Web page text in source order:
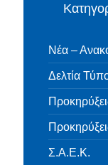
Νέα –
Δελτία
Σ.Α.Ε.Κ.